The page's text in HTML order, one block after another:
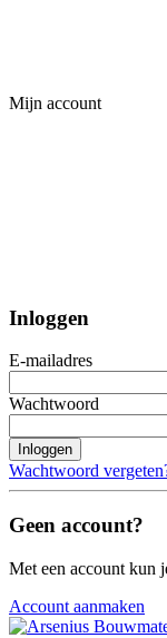
Mijn account
Inloggen
E-mailadres
Wachtwoord
Inloggen
Wachtwoord
Geen account?
Met een account kun
Account aanmaken